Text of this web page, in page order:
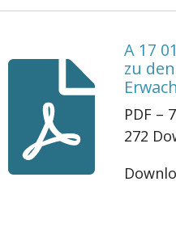
A 17
zu
PDF –
272